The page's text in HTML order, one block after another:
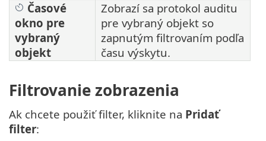
Časové
okno pre
vybraný
objekt
Zobrazí sa protokol auditu
pre vybraný objekt so
zapnutým filtrovaním podľa
času výskytu.
Filtrovanie zobrazenia
Ak chcete použiť filter, kliknite na Pridať
filter: